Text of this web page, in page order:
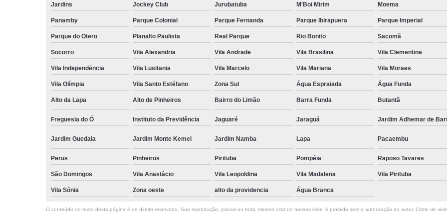
Jardins Jockey Club Jurubatuba M'Boi Mirim Moema
Panamby Parque Colonial Parque Fernanda Parque Ibirapuera Parque Imperial
Parque do Otero Planalto Paulista Real Parque Rio Bonito Sacomã
Socorro Vila Alexandria Vila Andrade Vila Brasilina Vila Clementina
Vila Independência Vila Lusitania Vila Marcelo Vila Mariana Vila Moraes
Vila Olímpia Vila Santo Estéfano Zona Sul Água Espraiada Água Funda
Alto da Lapa Alto de Pinheiros Bairro do Limão Barra Funda Butantã
Freguesia do Ó Instituto da Previdência Jaguaré Jaraguá Jardim Adhemar de
Jardim Guedala Jardim Monte Kemel Jardim Namba Lapa Pacaembu
Perus Pinheiros Pirituba Pompéia Raposo Tavares
São Domingos Vila Anastácio Vila Leopoldina Vila Madalena Vila Pirituba
Vila Sônia Zona oeste alto da providencia Água Branca
O conteúdo do texto desta página é de direito reservado. Sua reprodução, parcial ou total, mesmo citando nossos links, é proibida sem a autorização do autor. Crime de